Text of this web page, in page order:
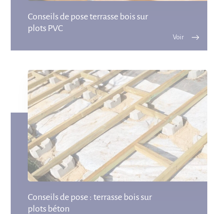
Conseils de pose terrasse bois sur
plots PVC
Conseils de pose : terrasse bois sur
plots béton